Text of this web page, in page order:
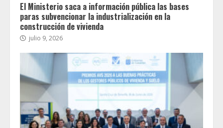
El Ministerio saca a información pública las bases
paras subvencionar la industrialización en la
construcción de vivienda
julio 9, 2026